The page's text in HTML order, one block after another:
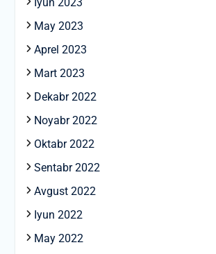
May 2023
Aprel 2023
Mart 2023
Dekabr 2022
Noyabr 2022
Oktabr 2022
Sentabr 2022
Avgust 2022
Iyun 2022
May 2022